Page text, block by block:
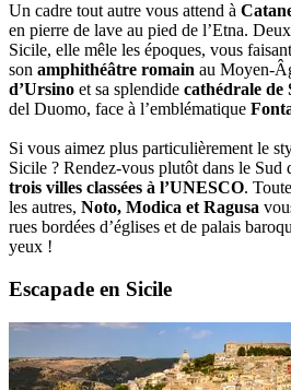
Un cadre tout autre vous attend à
en pierre de lave au pied de l’Etna.
Sicile, elle mêle les époques, vous
son amphithéâtre romain au Moyen-
d’Ursino et sa splendide cathédrale de
del Duomo, face à l’emblématique
Si vous aimez plus particulièrement le
Sicile ? Rendez-vous plutôt dans le Sud
trois villes classées à l’UNESCO.
les autres, Noto, Modica et Ragusa
rues bordées d’églises et de palais
yeux !
Escapade en Sicile